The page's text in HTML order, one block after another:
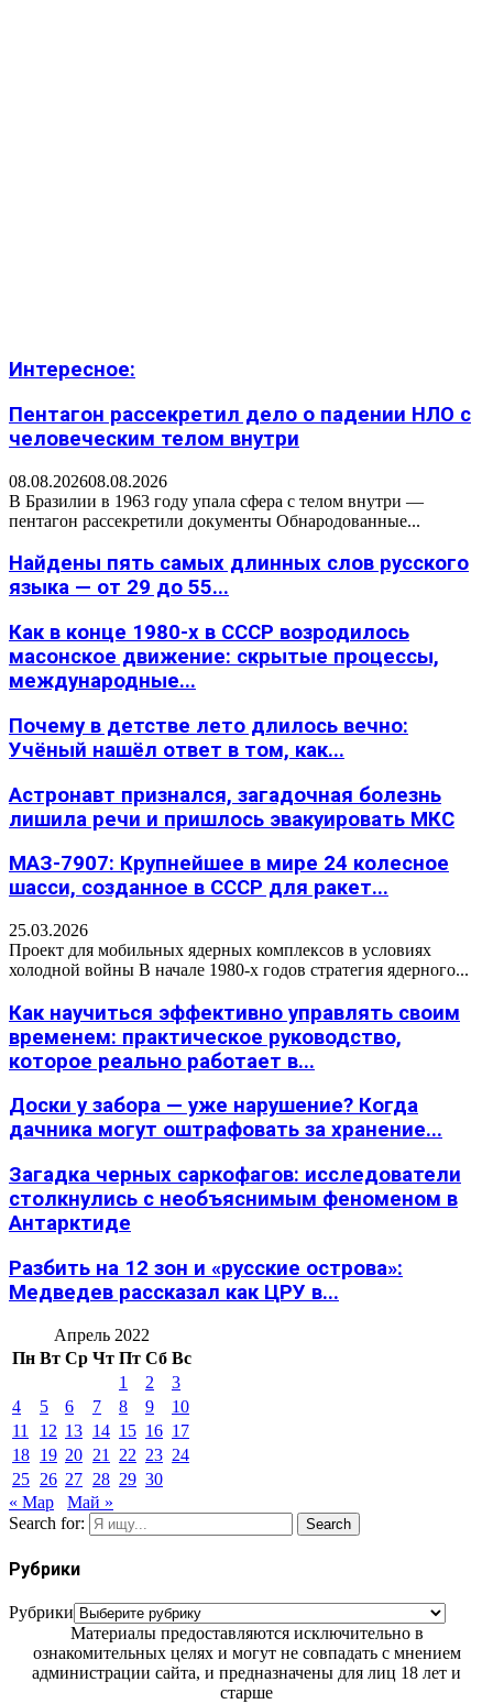
Интересное:
Пентагон рассекретил дело о падении НЛО с
человеческим телом внутри
08.08.202608.08.2026
В Бразилии в 1963 году упала сфера с телом внутри —
пентагон рассекретили документы Обнародованные...
Найдены пять самых длинных слов русского
языка — от 29 до 55...
Как в конце 1980-х в СССР возродилось
масонское движение: скрытые процессы,
международные...
Почему в детстве лето длилось вечно:
Учёный нашёл ответ в том, как...
Астронавт признался, загадочная болезнь
лишила речи и пришлось эвакуировать МКС
МАЗ-7907: Крупнейшее в мире 24 колесное
шасси, созданное в СССР для ракет...
25.03.2026
Проект для мобильных ядерных комплексов в условиях
холодной войны В начале 1980-х годов стратегия ядерного...
Как научиться эффективно управлять своим
временем: практическое руководство,
которое реально работает в...
Доски у забора — уже нарушение? Когда
дачника могут оштрафовать за хранение...
Загадка черных саркофагов: исследователи
столкнулись с необъяснимым феноменом в
Антарктиде
Разбить на 12 зон и «русские острова»:
Медведев рассказал как ЦРУ в...
Апрель 2022
Пн Вт Ср Чт Пт Сб Вс
1
2
3
4
5 6 7 8 9
10
11
12 13 14 15 16 17
18 19 20 21 22 23 24
25 26 27 28 29 30
« Мар
Май »
Search for:
Search
Рубрики
Рубрики
Материалы предоставляются исключительно в
ознакомительных целях и могут не совпадать с мнением
администрации сайта, и предназначены для лиц 18 лет и
старше